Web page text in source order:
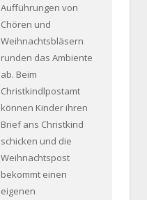
Aufführungen von
Chören und
Weihnachtsbläsern
runden das Ambiente
ab. Beim
Christkindlpostamt
können Kinder ihren
Brief ans Christkind
schicken und die
Weihnachtspost
bekommt einen
eigenen